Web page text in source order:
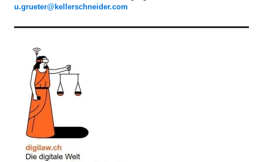
u.grueter@kellerschneider.com